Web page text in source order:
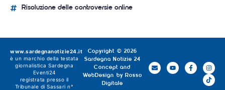
Risoluzione delle controversie online
Copyright © 2026
Sardegna Notizie 24
Concept and
WebDesign by Rosso
Digitale
www.sardegnanotizie24.it
è un marchio della testata
giornalistica Sardegna
Eventi24
registrata presso il
Tribunale di Sassari n°